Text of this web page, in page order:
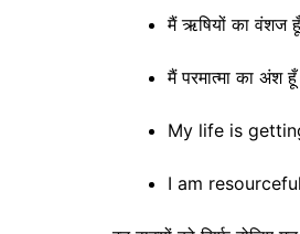
मैं ऋषियों का वंशज
मैं परमात्मा का अंश
My life is
I am